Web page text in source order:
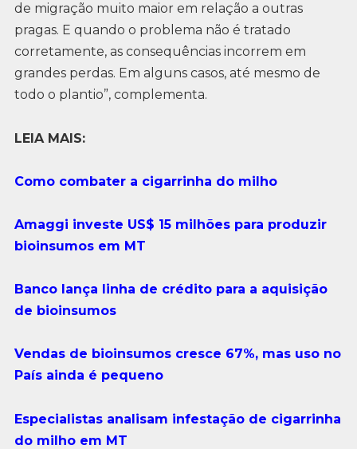
de migração muito maior em relação a outras
pragas. E quando o problema não é tratado
corretamente, as consequências incorrem em
grandes perdas. Em alguns casos, até mesmo de
todo o plantio”, complementa.
LEIA MAIS:
Como combater a cigarrinha do milho
Amaggi investe US$ 15 milhões para produzir
bioinsumos em MT
Banco lança linha de crédito para a aquisição
de bioinsumos
Vendas de bioinsumos cresce 67%, mas uso no
País ainda é pequeno
Especialistas analisam infestação de cigarrinha
do milho em MT